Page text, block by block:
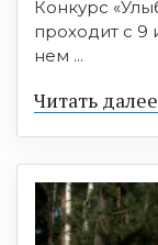
Конкурс
проходит с 9
нем ...
Читать далее